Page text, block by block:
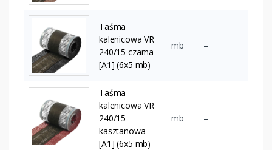
Taśma
kalenicowa VR
240/15 czarna
[A1] (6x5 mb)
mb –
Taśma
kalenicowa VR
240/15
kasztanowa
[A1] (6x5 mb)
mb –